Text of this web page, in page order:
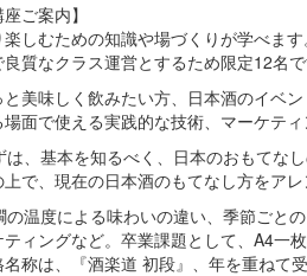
ご案内】
楽しむための知識や場づくりが学べま
質なクラス運営とするため限定12名で
と美味しく飲みたい方、日本酒のイベ
面で使える実践的な技術、マーケティ
は、基本を知るべく、日本のおもてな
で、現在の日本酒のもてなし方をア
の温度による味わいの違い、季節ごと
ィングなど。卒業課題として、A4一
称は、『酒楽道 初段』、年を重ねて